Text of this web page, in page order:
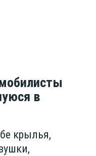
в
крылья,